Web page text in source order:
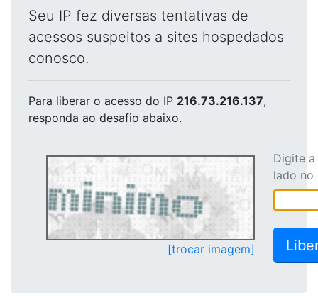
Seu IP fez diversas tentativas de
acessos suspeitos a sites hospedados
conosco.
Para liberar o acesso do IP 216.73.216.137,
responda ao desafio abaixo.
[trocar imagem]
Digite
lado no